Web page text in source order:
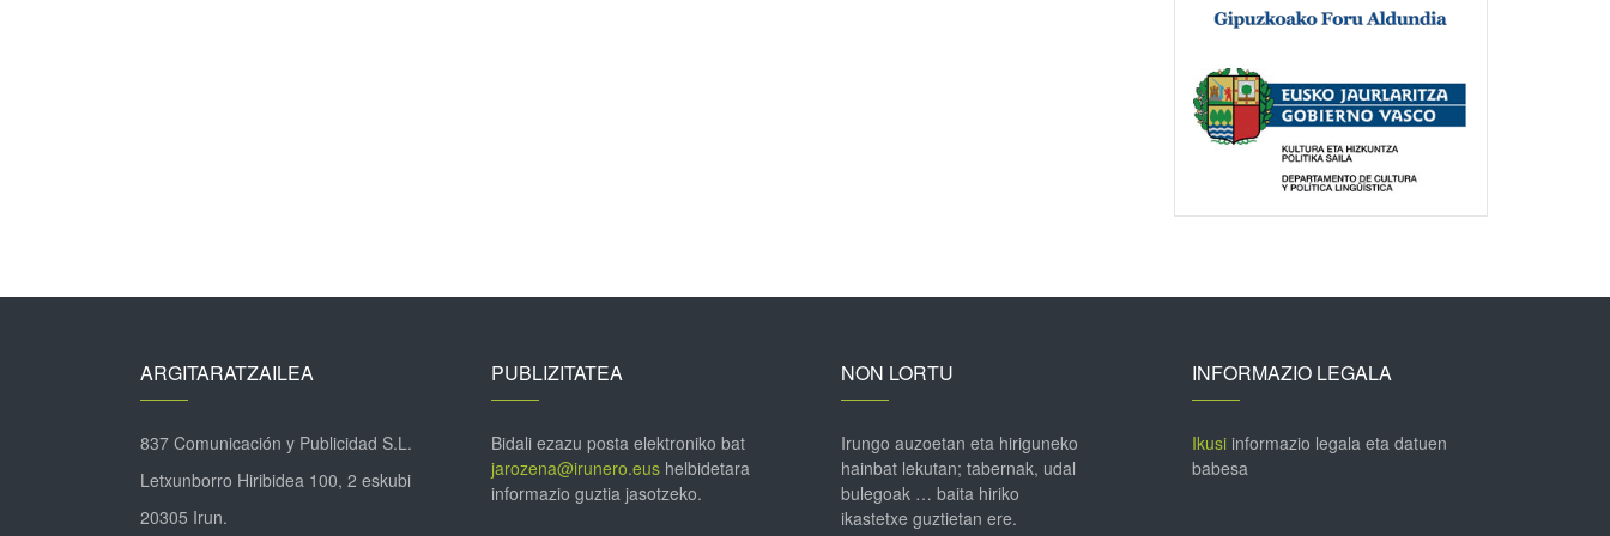
ARGITARATZAILEA
837 Comunicación y Publicidad S.L.
Letxunborro Hiribidea 100, 2 eskubi
20305 Irun.
PUBLIZITATEA
Bidali ezazu posta elektroniko bat
jarozena@irunero.eushelbidetara
informazio guztia jasotzeko.
NON LORTU
Irungo auzoetan eta hiriguneko
hainbat lekutan; tabernak, udal
bulegoak … baita hiriko
ikastetxe guztietan ere.
INFORMAZIO LEGALA
Ikusiinformazio legala eta datuen
babesa